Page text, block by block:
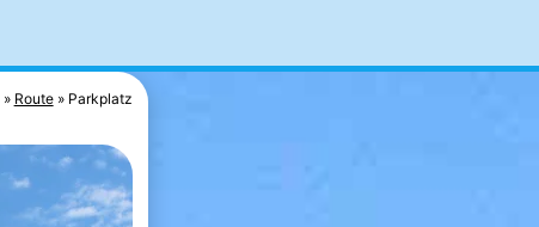
Route Parkplatz